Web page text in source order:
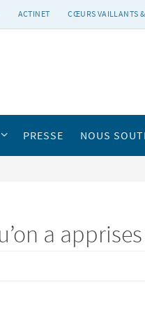
ACTINET CŒURS VAILLANTS
PRESSE NOUS
a apprises